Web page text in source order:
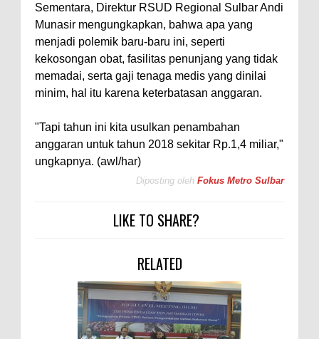
Sementara, Direktur RSUD Regional Sulbar Andi
Munasir mengungkapkan, bahwa apa yang
menjadi polemik baru-baru ini, seperti
kekosongan obat, fasilitas penunjang yang tidak
memadai, serta gaji tenaga medis yang dinilai
minim, hal itu karena keterbatasan anggaran.
"Tapi tahun ini kita usulkan penambahan
anggaran untuk tahun 2018 sekitar Rp.1,4 miliar,"
ungkapnya. (awl/har)
Diposting oleh Fokus Metro Sulbar
LIKE TO SHARE?
RELATED